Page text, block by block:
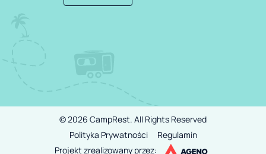
©2026 CampRest. All Rights Reserved
Polityka Prywatności
Regulamin
Projekt zrealizowany przez: